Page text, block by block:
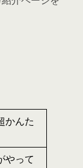
かんた
やって